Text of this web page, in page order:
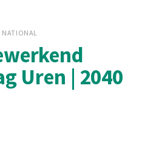
NATIONAL
Uren | 2040